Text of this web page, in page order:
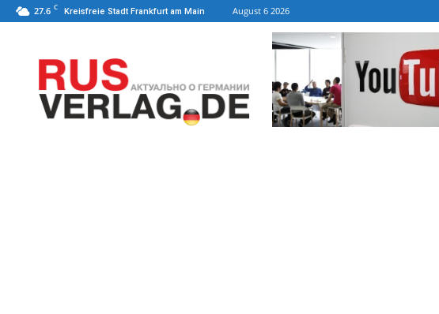
27.6 C Kreisfreie Stadt Frankfurt am Main August 6 2026